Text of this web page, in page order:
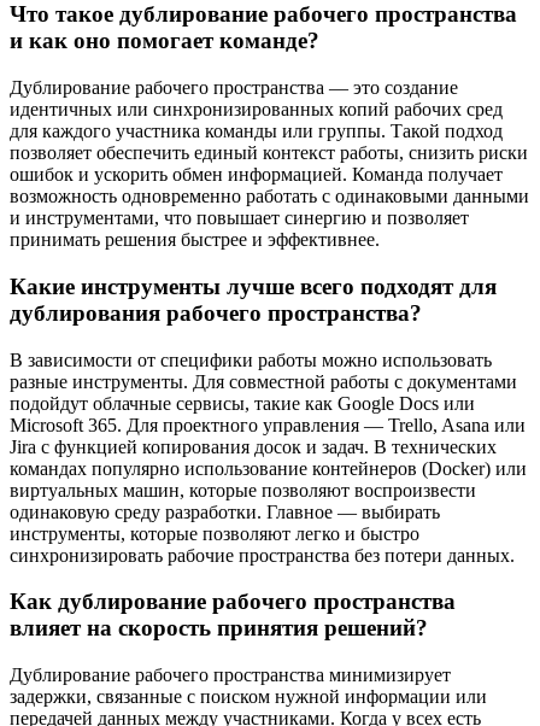
Что такое дублирование рабочего пространства
и как оно помогает команде?
Дублирование рабочего пространства — это создание
идентичных или синхронизированных копий рабочих сред
для каждого участника команды или группы. Такой подход
позволяет обеспечить единый контекст работы, снизить риски
ошибок и ускорить обмен информацией. Команда получает
возможность одновременно работать с одинаковыми данными
и инструментами, что повышает синергию и позволяет
принимать решения быстрее и эффективнее.
Какие инструменты лучше всего подходят для
дублирования рабочего пространства?
В зависимости от специфики работы можно использовать
разные инструменты. Для совместной работы с документами
подойдут облачные сервисы, такие как Google Docs или
Microsoft 365. Для проектного управления — Trello, Asana или
Jira с функцией копирования досок и задач. В технических
командах популярно использование контейнеров (Docker) или
виртуальных машин, которые позволяют воспроизвести
одинаковую среду разработки. Главное — выбирать
инструменты, которые позволяют легко и быстро
синхронизировать рабочие пространства без потери данных.
Как дублирование рабочего пространства
влияет на скорость принятия решений?
Дублирование рабочего пространства минимизирует
задержки, связанные с поиском нужной информации или
передачей данных между участниками. Когда у всех есть